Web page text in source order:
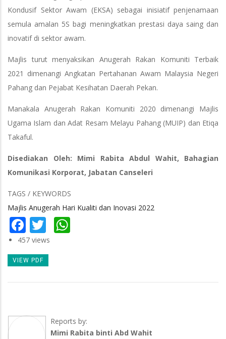
Kondusif Sektor Awam (EKSA) sebagai inisiatif penjenamaan
semula amalan 5S bagi meningkatkan prestasi daya saing dan
inovatif di sektor awam.
Majlis turut menyaksikan Anugerah Rakan Komuniti Terbaik
2021 dimenangi Angkatan Pertahanan Awam Malaysia Negeri
Pahang dan Pejabat Kesihatan Daerah Pekan.
Manakala Anugerah Rakan Komuniti 2020 dimenangi Majlis
Ugama Islam dan Adat Resam Melayu Pahang (MUIP) dan Etiqa
Takaful.
Disediakan Oleh: Mimi Rabita Abdul Wahit, Bahagian
Komunikasi Korporat, Jabatan Canseleri
TAGS / KEYWORDS
Majlis Anugerah Hari Kualiti dan Inovasi 2022
Facebook
Twitter
457 views
VIEW PDF
Reports by:
Mimi Rabita binti Abd Wahit